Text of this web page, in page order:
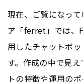
現在、ご覧になっ
ア「ferret」では、
用したチャットボ
す。作成の中で見
トの特徴や運用の